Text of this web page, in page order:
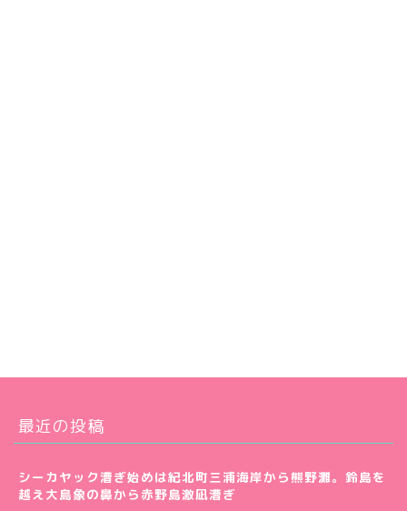
最近の投稿
シーカヤック漕ぎ始めは紀北町三浦海岸から熊野灘。鈴島を
越え大島象の鼻から赤野島激凪漕ぎ